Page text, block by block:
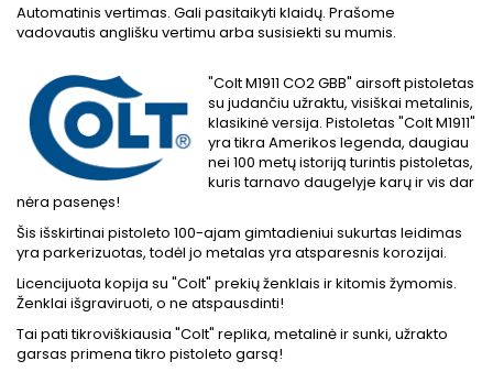
Automatinis vertimas. Gali pasitaikyti klaidų. Prašome
vadovautis anglišku vertimu arba susisiekti su mumis.
"Colt M1911 CO2 GBB" airsoft pistoletas
su judančiu užraktu, visiškai metalinis,
klasikinė versija. Pistoletas "Colt M1911"
yra tikra Amerikos legenda, daugiau
nei 100 metų istoriją turintis pistoletas,
kuris tarnavo daugelyje karų ir vis dar
nėra pasenęs!
Šis išskirtinai pistoleto 100-ajam gimtadieniui sukurtas leidimas
yra parkerizuotas, todėl jo metalas yra atsparesnis korozijai.
Licencijuota kopija su "Colt" prekių ženklais ir kitomis žymomis.
Ženklai išgraviruoti, o ne atspausdinti!
Tai pati tikroviškiausia "Colt" replika, metalinė ir sunki, užrakto
garsas primena tikro pistoleto garsą!